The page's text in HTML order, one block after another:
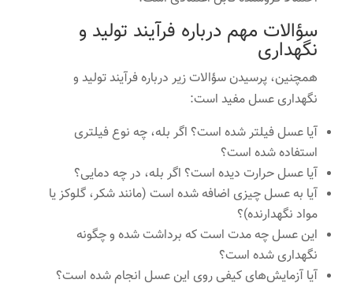
سؤالات مهم درباره فرآیند تولید و
نگهداری
همچنین، پرسیدن سؤالات زیر درباره فرآیند تولید و
نگهداری عسل مفید است:
آیا عسل فیلتر شده است؟ اگر بله، چه نوع فیلتری
استفاده شده است؟
آیا عسل حرارت دیده است؟ اگر بله، در چه دمایی؟
آیا به عسل چیزی اضافه شده است (مانند شکر، گلوکز یا
مواد نگهدارنده)؟
این عسل چه مدت است که برداشت شده و چگونه
نگهداری شده است؟
آیا آزمایش‌های کیفی روی این عسل انجام شده است؟